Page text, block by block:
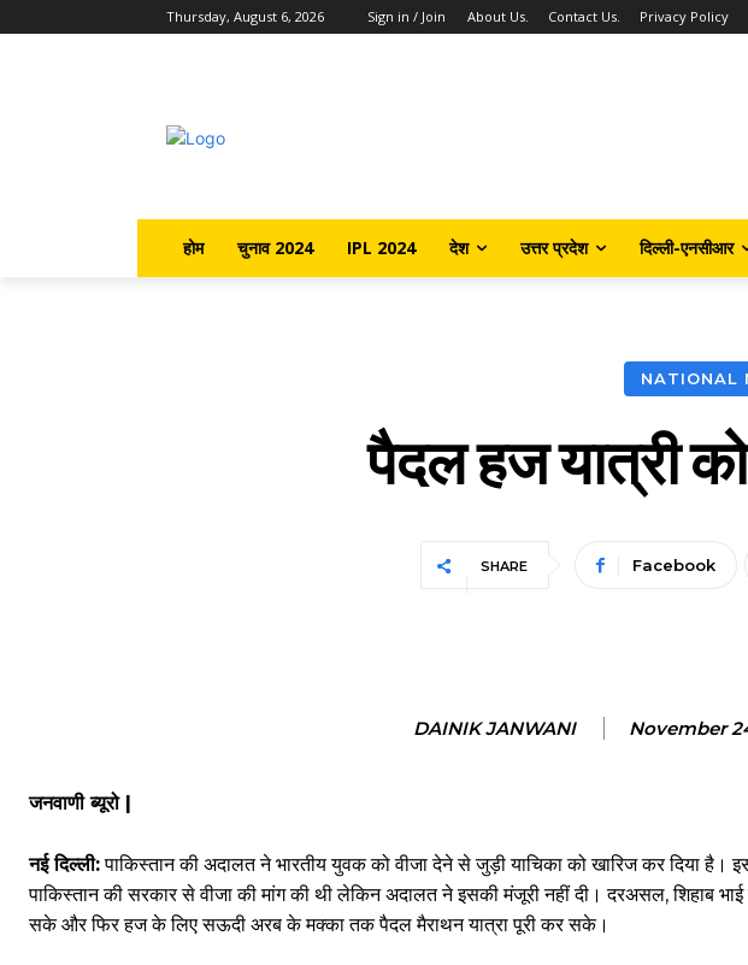
Thursday, August 6, 2026 Sign in / Join About Us. Contact Us. Privacy Policy
होम चुनाव 2024 IPL 2024 देश उत्तर प्रदेश दिल्ली-एनसीआर
NATIONAL
पैदल हज यात्री
SHARE Facebook
DAINIK JANWANI November
जनवाणी ब्यूरो |
नई दिल्ली:पाकिस्तान की अदालत ने भारतीय युवक को वीजा देने से जुड़ी याचिका को खारिज कर दिया
पाकिस्तान की सरकार से वीजा की मांग की थी लेकिन अदालत ने इसकी मंजूरी नहीं दी। दरअसल, शिहाब
सके और फिर हज के लिए सऊदी अरब के मक्का तक पैदल मैराथन यात्रा पूरी कर सके।